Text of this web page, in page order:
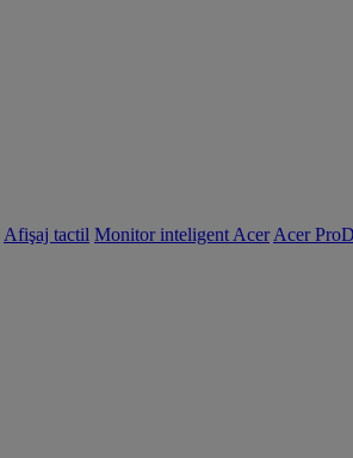
Afişaj tactil Monitor inteligent Acer Acer